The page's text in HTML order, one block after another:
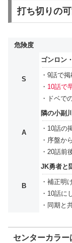
打ち切りの
危険度
S
ゴンロン
・9話で
・ 10話で
・ドベで
A
隣の小副川
・10話の
・序盤か
・20話前
B
JK勇者と
・補正明
・10話に
・同期と
センターカラー